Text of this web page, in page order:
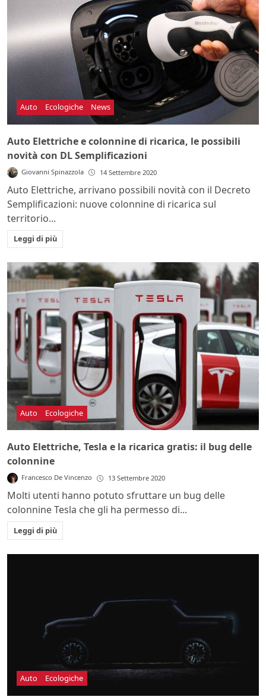
Auto Ecologiche News
Auto Elettriche e colonnine di ricarica, le possibili
novità con DL Semplificazioni
Giovanni Spinazzola 14 Settembre 2020
Auto Elettriche, arrivano possibili novità con il Decreto
Semplificazioni: nuove colonnine di ricarica sul
territorio...
Leggi di più
Auto Ecologiche
Auto Elettriche, Tesla e la ricarica gratis: il bug delle
colonnine
Francesco De Vincenzo 13 Settembre 2020
Molti utenti hanno potuto sfruttare un bug delle
colonnine Tesla che gli ha permesso di...
Leggi di più
Auto Ecologiche